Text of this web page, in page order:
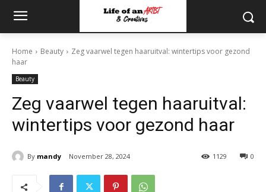
Home Beauty
Zeg vaarwel tegen haaruitval: wintertips voor gezond
haar
Beauty
Zeg vaarwel tegen haaruitval:
wintertips voor gezond haar
By mandy November 28, 2024 0
1129